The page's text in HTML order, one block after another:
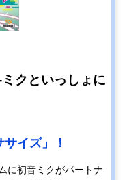
クといっしょに
イズ」！
に初音ミクがパートナ